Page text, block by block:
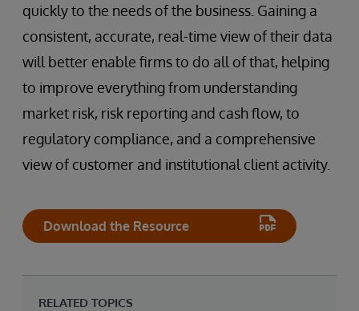
quickly to the needs of the business. Gaining a
consistent, accurate, real-time view of their data
will better enable firms to do all of that, helping
to improve everything from understanding
market risk, risk reporting and cash flow, to
regulatory compliance, and a comprehensive
view of customer and institutional client activity.
Download the Resource
RELATED TOPICS